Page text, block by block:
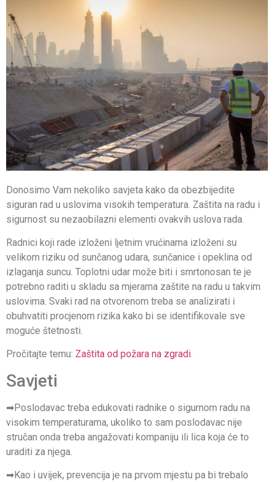
Donosimo Vam nekoliko savjeta kako da obezbijedite
siguran rad u uslovima visokih temperatura. Zaštita na radu i
sigurnost su nezaobilazni elementi ovakvih uslova rada.
Radnici koji rade izloženi ljetnim vrućinama izloženi su
velikom riziku od sunčanog udara, sunčanice i opeklina od
izlaganja suncu. Toplotni udar može biti i smrtonosan te je
potrebno raditi u skladu sa mjerama zaštite na radu u takvim
uslovima. Svaki rad na otvorenom treba se analizirati i
obuhvatiti procjenom rizika kako bi se identifikovale sve
moguće štetnosti.
Pročitajte temu: Zaštita od požara na zgradi.
Savjeti
➡Poslodavac treba edukovati radnike o sigurnom radu na
visokim temperaturama, ukoliko to sam poslodavac nije
stručan onda treba angažovati kompaniju ili lica koja će to
uraditi za njega.
➡Kao i uvijek, prevencija je na prvom mjestu pa bi trebalo